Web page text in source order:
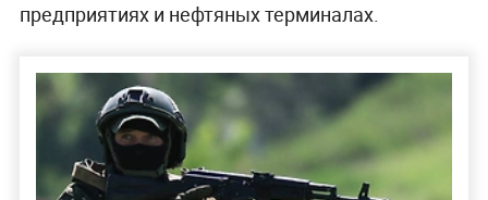
предприятиях и нефтяных терминалах.